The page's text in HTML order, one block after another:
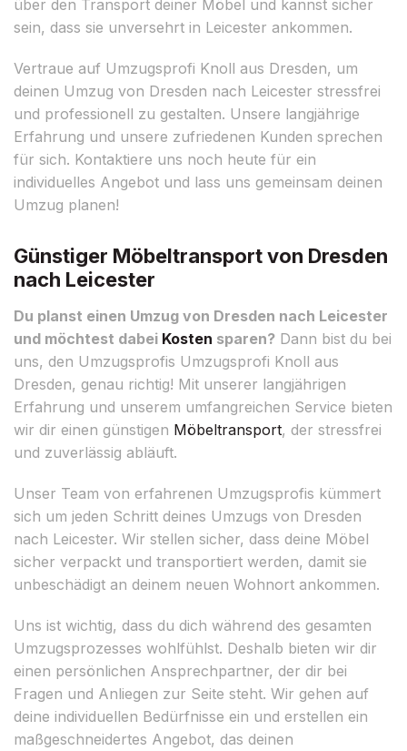
über den Transport deiner Möbel und kannst sicher
sein, dass sie unversehrt in Leicester ankommen.
Vertraue auf Umzugsprofi Knoll aus Dresden, um
deinen Umzug von Dresden nach Leicester stressfrei
und professionell zu gestalten. Unsere langjährige
Erfahrung und unsere zufriedenen Kunden sprechen
für sich. Kontaktiere uns noch heute für ein
individuelles Angebot und lass uns gemeinsam deinen
Umzug planen!
Günstiger Möbeltransport von Dresden
nach Leicester
Du planst einen Umzug von Dresden nach Leicester
und möchtest dabei Kosten sparen? Dann bist du bei
uns, den Umzugsprofis Umzugsprofi Knoll aus
Dresden, genau richtig! Mit unserer langjährigen
Erfahrung und unserem umfangreichen Service bieten
wir dir einen günstigen Möbeltransport, der stressfrei
und zuverlässig abläuft.
Unser Team von erfahrenen Umzugsprofis kümmert
sich um jeden Schritt deines Umzugs von Dresden
nach Leicester. Wir stellen sicher, dass deine Möbel
sicher verpackt und transportiert werden, damit sie
unbeschädigt an deinem neuen Wohnort ankommen.
Uns ist wichtig, dass du dich während des gesamten
Umzugsprozesses wohlfühlst. Deshalb bieten wir dir
einen persönlichen Ansprechpartner, der dir bei
Fragen und Anliegen zur Seite steht. Wir gehen auf
deine individuellen Bedürfnisse ein und erstellen ein
maßgeschneidertes Angebot, das deinen